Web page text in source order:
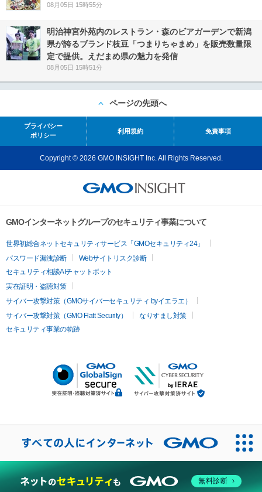
08月05日 15時55分
明治神宮外苑内のレストラン・森のビアガーデンで新潟
県が誇るブランド枝豆「つまりちゃまめ」を販売数量限
定で提供。えだまめ県の魅力を発信
08月05日 15時51分
ページの先頭へ
プライバシー
ポリシー
利用規約 免責事項
Copyright © 2026 GMO INSIGHT Inc. All Rights Reserved.
GMOインターネットグループのセキュリティ事業について
世界初総合ネットセキュリティサービス「GMOセキュリティ24」
パスワード漏洩診断
Webサイトリスク診断
セキュリティ相談AIチャットボット
実在証明・盗聴対策
サイバー攻撃対策（GMOサイバーセキュリティ byイエラエ）
サイバー攻撃対策（GMO Flatt Security）
なりすまし対策
セキュリティ事業の軌跡
無料診断